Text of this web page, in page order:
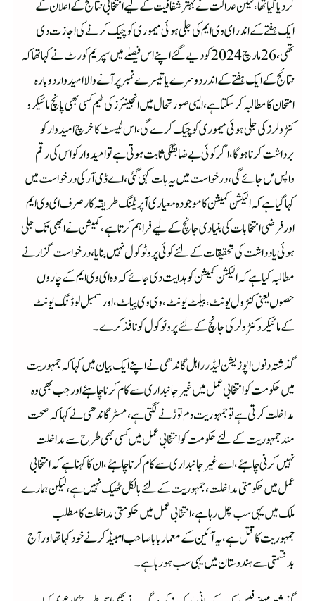
کردیا گیا تھا،لیکن عدالت نے بہتر شفافیت کے لیے انتخابی نتائج کے اعلان کے
ایک ہفتے کے اندر ای وی ایم کی جلی ہوئی میموری کو چیک کرنے کی اجازت دی
تھی،26 مارچ 2024 کو دیے گئے اپنے اس فیصلے میں سپریم کورٹ نے کہا تھا کہ
نتائج کے ایک ہفتے کے اندر دوسرے یا تیسرے نمبر پر آنے والا امیدوار دوبارہ
امتحان کا مطالبہ کر سکتا ہے،ایسی صورتحال میں انجینئرز کی ٹیم کسی بھی پانچ مائیکرو
کنٹرولرز کی جلی ہوئی میموری کو چیک کرے گی،اس ٹیسٹ کا خرچ امیدوار کو
برداشت کرنا ہوگا،اگر کوئی بے ضابطگی ثابت ہوتی ہے تو امیدوارکو اس کی رقم
واپس مل جائے گی،درخواست میں یہ بات کہی گئی، اے ڈی آر کی درخواست میں
کہا گیا ہے کہ الیکشن کمیشن کا موجودہ معیاری آپریٹنگ طریقہ کار صرف ای وی ایم
اور فرضی انتخابات کی بنیادی جانچ کے لیے فراہم کرتا ہے، کمیشن نے ابھی تک جلی
ہوئی یادداشت کی تحقیقات کے لئے کوئی پروٹوکول نہیں بنایا،درخواست گزار نے
مطالبہ کیا ہے کہ الیکشن کمیشن کو ہدایت دی جائے کہ وہ ای وی ایم کے چاروں
حصوں یعنی کنٹرول یونٹ،بیلٹ یونٹ،وی وی پیاٹ،اور سمبل لوڈنگ یونٹ
کے مائیکرو کنٹرولر کی جانچ کے لئے پروٹوکول کو نافذ کرے۔
گذشتہ دنوں اپوزیشن لیڈر راہل گاندھی نے اپنے ایک بیان میں کہا کہ جمہوریت
میں حکومت کو انتخابی عمل میں غیر جانبداری سے کام کرنا چاہئے اور جب بھی وہ
مداخلت کرتی ہے تو جمہوریت دم توڑنے لگتی ہے،مسٹر گاندھی نے کہا کہ صحت
مند جمہوریت کے لئے حکومت کو انتخابی عمل میں کسی بھی طرح سے مداخلت
نہیں کرنی چاہئے،اسے غیر جانبداری سے کام کرنا چاہئے،ان کا کہنا ہے کہ انتخابی
عمل میں حکومتی مداخلت، جمہوریت کے لئے بالکل ٹھیک نہیں ہے،لیکن ہمارے
ملک میں یہی سب چل رہا ہے،انتخابی عمل میں حکومتی مداخلت کا مطلب
جمہوریت کا قتل ہے،یہ آئین کے معمار بابا صاحب امبیڈکر نے خود کہا تھا اور آج
بدقسمتی سے ہندوستان میں یہی سب ہو رہا ہے۔